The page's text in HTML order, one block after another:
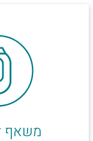
משאף SyqeAir